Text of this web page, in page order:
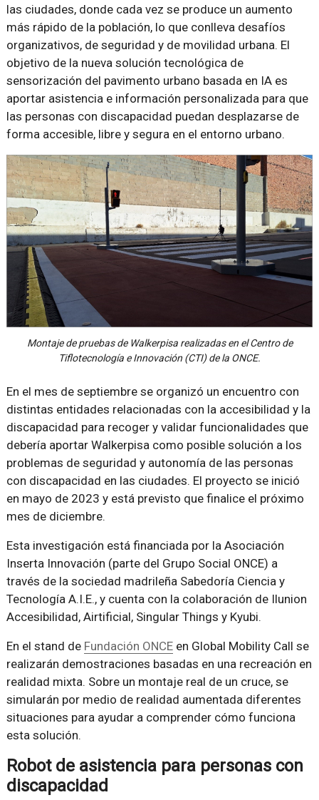
las ciudades, donde cada vez se produce un aumento
más rápido de la población, lo que conlleva desafíos
organizativos, de seguridad y de movilidad urbana. El
objetivo de la nueva solución tecnológica de
sensorización del pavimento urbano basada en IA es
aportar asistencia e información personalizada para que
las personas con discapacidad puedan desplazarse de
forma accesible, libre y segura en el entorno urbano.
Montaje de pruebas de Walkerpisa realizadas en el Centro de
Tiflotecnología e Innovación (CTI) de la ONCE.
En el mes de septiembre se organizó un encuentro con
distintas entidades relacionadas con la accesibilidad y la
discapacidad para recoger y validar funcionalidades que
debería aportar Walkerpisa como posible solución a los
problemas de seguridad y autonomía de las personas
con discapacidad en las ciudades. El proyecto se inició
en mayo de 2023 y está previsto que finalice el próximo
mes de diciembre.
Esta investigación está financiada por la Asociación
Inserta Innovación (parte del Grupo Social ONCE) a
través de la sociedad madrileña Sabedoría Ciencia y
Tecnología A.I.E., y cuenta con la colaboración de Ilunion
Accesibilidad, Airtificial, Singular Things y Kyubi.
En el stand de Fundación ONCEen Global Mobility Call se
realizarán demostraciones basadas en una recreación en
realidad mixta. Sobre un montaje real de un cruce, se
simularán por medio de realidad aumentada diferentes
situaciones para ayudar a comprender cómo funciona
esta solución.
Robot de asistencia para personas con
discapacidad